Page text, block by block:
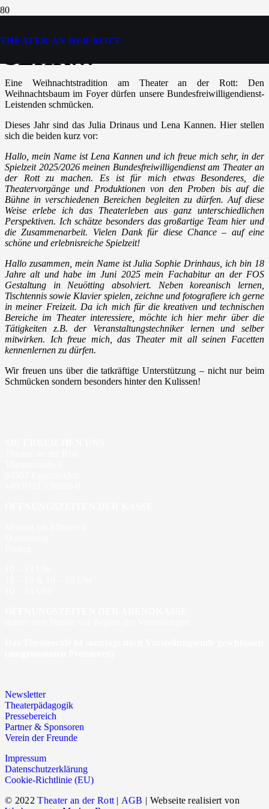
THEATER AN DER ROTT
ES WEIHNACHTET
SEHR…
Eine Weihnachtstradition am Theater an der Rott: Den
Weihnachtsbaum im Foyer dürfen unsere Bundesfreiwilligendienst-
Leistenden schmücken.
Dieses Jahr sind das Julia Drinaus und Lena Kannen. Hier stellen
sich die beiden kurz vor:
Hallo, mein Name ist Lena Kannen und ich freue mich sehr, in der
Spielzeit 2025/2026 meinen Bundesfreiwilligendienst am Theater an
der Rott zu machen. Es ist für mich etwas Besonderes, die
Theatervorgänge und Produktionen von den Proben bis auf die
Bühne in verschiedenen Bereichen begleiten zu dürfen. Auf diese
Weise erlebe ich das Theaterleben aus ganz unterschiedlichen
Perspektiven. Ich schätze besonders das großartige Team hier und
die Zusammenarbeit. Vielen Dank für diese Chance – auf eine
schöne und erlebnisreiche Spielzeit!
Hallo zusammen, mein Name ist Julia Sophie Drinhaus, ich bin 18
Jahre alt und habe im Juni 2025 mein Fachabitur an der FOS
Gestaltung in Neuötting absolviert. Neben koreanisch lernen,
Tischtennis sowie Klavier spielen, zeichne und fotografiere ich gerne
in meiner Freizeit. Da ich mich für die kreativen und technischen
Bereiche im Theater interessiere, möchte ich hier mehr über die
Tätigkeiten z.B. der Veranstaltungstechniker lernen und selber
mitwirken. Ich freue mich, das Theater mit all seinen Facetten
kennenlernen zu dürfen.
Wir freuen uns über die tatkräftige Unterstützung – nicht nur beim
Schmücken sondern besonders hinter den Kulissen!
Newsletter
Theaterpädagogik
Pressebereich
Partner & Sponsoren
Verein der Freunde
Impressum
Datenschutzerklärung
Cookie-Richtlinie (EU)
© 2022 Theater an der Rott | AGB | Webseite realisiert von